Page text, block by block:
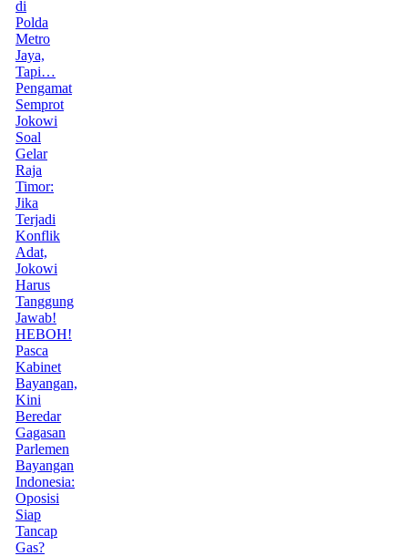
di
Polda
Metro
Jaya,
Tapi…
Pengamat
Semprot
Jokowi
Soal
Gelar
Raja
Timor:
Jika
Terjadi
Konflik
Adat,
Jokowi
Harus
Tanggung
Jawab!
HEBOH!
Pasca
Kabinet
Bayangan,
Kini
Beredar
Gagasan
Parlemen
Bayangan
Indonesia:
Oposisi
Siap
Tancap
Gas?